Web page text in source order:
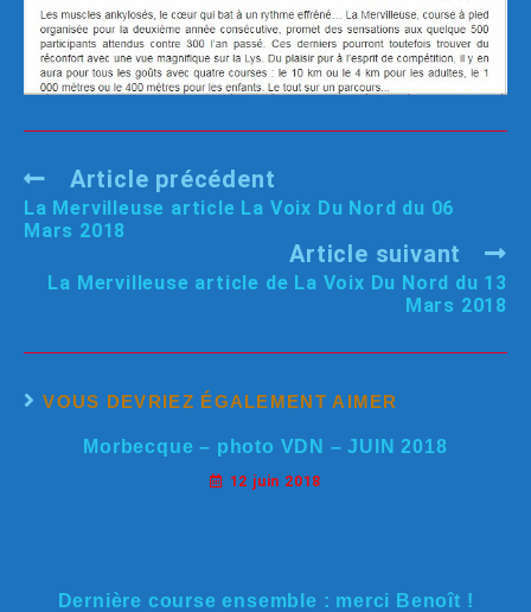
Article précédent
La Mervilleuse article La Voix Du Nord du 06
Mars 2018
Article suivant
La Mervilleuse article de La Voix Du Nord du 13
Mars 2018
VOUS DEVRIEZ ÉGALEMENT AIMER
Morbecque – photo VDN – JUIN 2018
12 juin 2018
Dernière course ensemble : merci Benoît !